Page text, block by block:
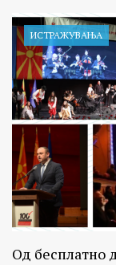
ИСТРАЖУВАЊA
Од бесплатно